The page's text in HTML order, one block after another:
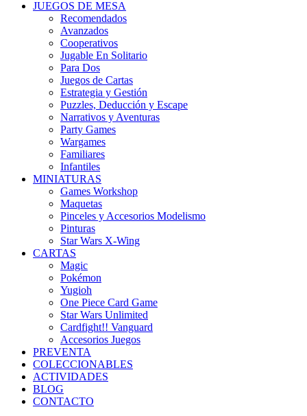
JUEGOS DE MESA
Recomendados
Avanzados
Cooperativos
Jugable En Solitario
Para Dos
Juegos de Cartas
Estrategia y Gestión
Puzzles, Deducción y Escape
Narrativos y Aventuras
Party Games
Wargames
Familiares
Infantiles
MINIATURAS
Games Workshop
Maquetas
Pinceles y Accesorios Modelismo
Pinturas
Star Wars X-Wing
CARTAS
Magic
Pokémon
Yugioh
One Piece Card Game
Star Wars Unlimited
Cardfight!! Vanguard
Accesorios Juegos
PREVENTA
COLECCIONABLES
ACTIVIDADES
BLOG
CONTACTO